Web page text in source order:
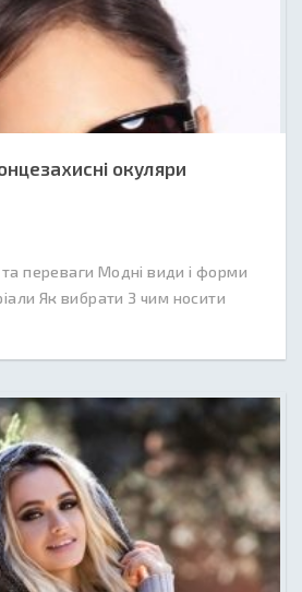
окуляри
та переваги Модні види і форми
Як вибрати З чим носити